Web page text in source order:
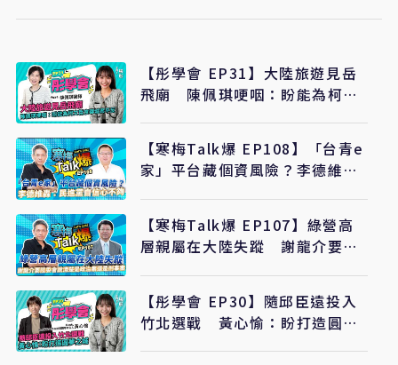
【彤學會 EP31】大陸旅遊見岳
飛廟 陳佩琪哽咽：盼能為柯文
【寒梅Talk爆 EP108】「台青e
家」平台藏個資風險？李德維
【寒梅Talk爆 EP107】綠營高
層親屬在大陸失蹤 謝龍介要陸
【彤學會 EP30】隨邱臣遠投入
竹北選戰 黃心愉：盼打造圓夢